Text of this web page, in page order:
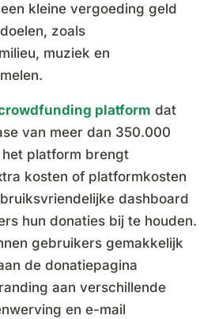
kleine vergoeding geld
zoals
muziek en
platform dat
van meer dan 350.000
platform brengt
kosten of platformkosten
dashboard
hun donaties bij te houden.
gebruikers gemakkelijk
de donatiepagina
aan verschillende
en e-mail